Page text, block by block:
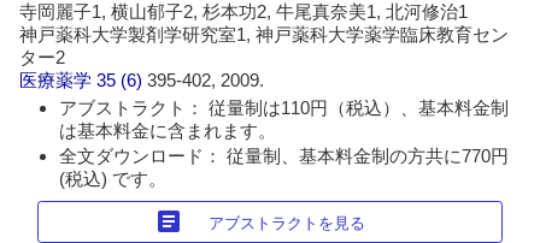
寺岡麗子1, 横山郁子2, 杉本功2, 牛尾真奈美1, 北河修治1
神戸薬科大学製剤学研究室1, 神戸薬科大学薬学臨床教育セン
ター2
医療薬学 35 (6)395-402, 2009.
アブストラクト： 従量制は110円（税込）、基本料金制
は基本料金に含まれます。
全文ダウンロード： 従量制、基本料金制の方共に770円
(税込) です。
article アブストラクトを見る